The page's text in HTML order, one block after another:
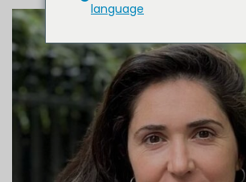
language